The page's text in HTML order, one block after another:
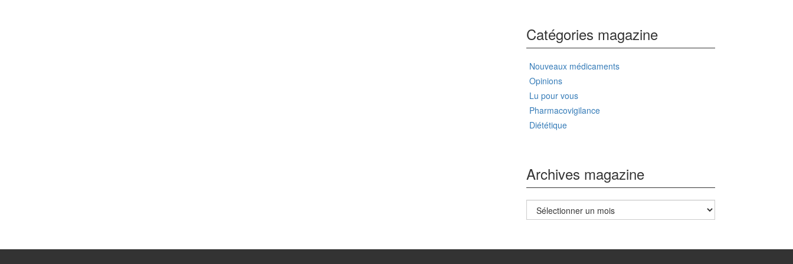
Catégories magazine
Nouveaux médicaments
Opinions
Lu pour vous
Pharmacovigilance
Diététique
Archives magazine
Archives
magazine